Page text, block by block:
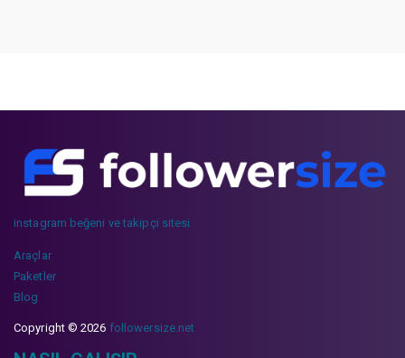
instagram beğeni ve takipçi sitesi
Araçlar
Paketler
Blog
Copyright © 2026 followersize.net